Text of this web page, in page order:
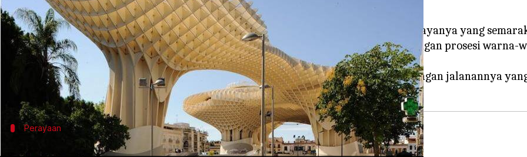
Apa ceritanya
Seville, sebuah kota di Spanyol selatan, terkenal dengan kekayaan sejarah dan budayanya yang
Kota ini menawarkan kontras yang jelas antara musim perayaan yang energik, dengan prosesi warna-
bulan-bulan yang lain.
Baik para wisatawan yang tertarik pada kegembiraan perayaan lokal atau ketenangan jalanannya
Perayaan
Meriahnya Perayaan Seville